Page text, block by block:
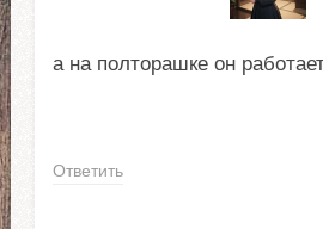
а на полторашке он
Ответить